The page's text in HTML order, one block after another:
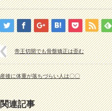
帝王切開でも骨盤矯正は歪む
産後に体重が落ちづらい人は〇〇
関連記事